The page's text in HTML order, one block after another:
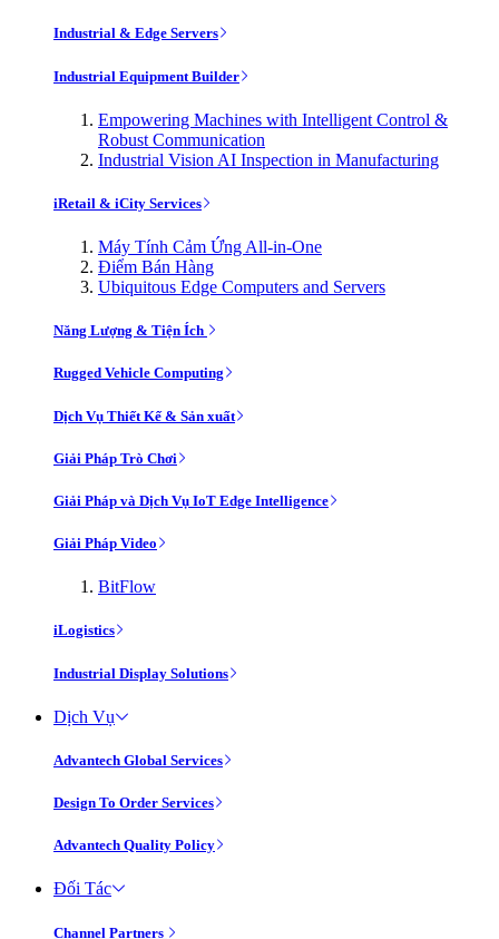
Industrial & Edge Servers
Industrial Equipment Builder
Empowering Machines with Intelligent Control &
Robust Communication
Industrial Vision AI Inspection in Manufacturing
iRetail & iCity Services
Máy Tính Cảm Ứng All-in-One
Điểm Bán Hàng
Ubiquitous Edge Computers and Servers
Năng Lượng & Tiện Ích
Rugged Vehicle Computing
Dịch Vụ Thiết Kế & Sản xuất
Giải Pháp Trò Chơi
Giải Pháp và Dịch Vụ IoT Edge Intelligence
Giải Pháp Video
BitFlow
iLogistics
Industrial Display Solutions
Dịch Vụ
Advantech Global Services
Design To Order Services
Advantech Quality Policy
Đối Tác
Channel Partners